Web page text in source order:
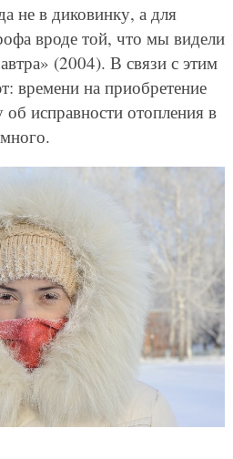
не в диковинку, а для
вроде той, что мы видели
(2004). В связи с этим
времени на приобретение
исправности отопления в